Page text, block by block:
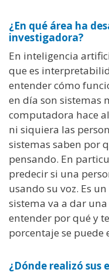
¿En qué área ha
investigadora?
En inteligencia
que es
entender cómo
en día son sistemas
computadora hace
ni siquiera las
sistemas saben por
pensando. En
predecir si una
usando su voz. Es
sistema va a dar
entender por qué y
porcentaje se puede
¿Dónde realizó sus